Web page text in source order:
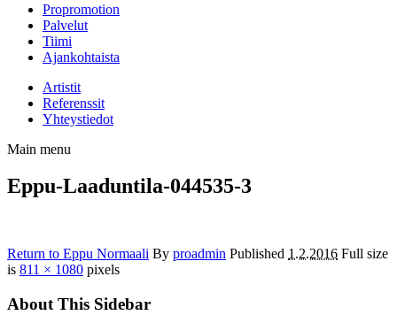
Propromotion
Palvelut
Tiimi
Ajankohtaista
Artistit
Referenssit
Yhteystiedot
Main menu
Eppu-Laaduntila-044535-3
Return to Eppu Normaali By proadmin Published 1.2.2016 Full size
is 811 × 1080 pixels
About This Sidebar